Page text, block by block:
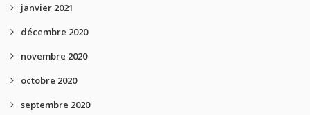
janvier 2021
décembre 2020
novembre 2020
octobre 2020
septembre 2020